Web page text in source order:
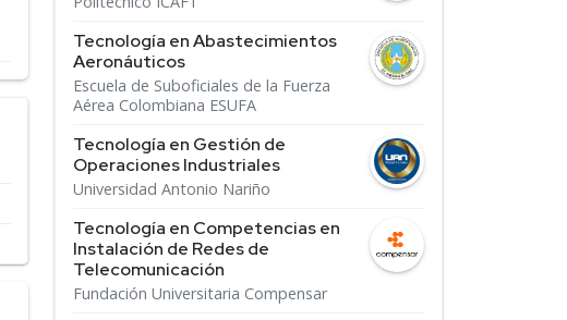
Tecnología en Abastecimientos
Aeronáuticos
Escuela de Suboficiales de la Fuerza
Aérea Colombiana ESUFA
Tecnología en Gestión de
Operaciones Industriales
Universidad Antonio Nariño
Tecnología en Competencias en
Instalación de Redes de
Telecomunicación
Fundación Universitaria Compensar